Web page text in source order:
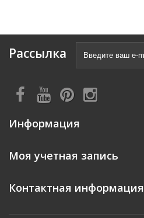
Рассылка
Информация
Моя учетная запись
Контактная информация